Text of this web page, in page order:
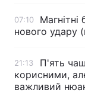
Зброя
Цікавинки
07:10
Магнітні
нового удару
21:13
П'ять
корисними,
важливий